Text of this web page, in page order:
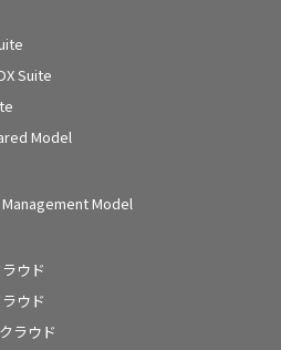
Suite
Model
Management Model
ウド
ウド
ラウド